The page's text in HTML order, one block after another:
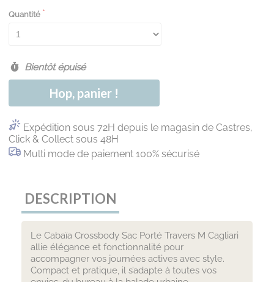
Quantité
Bientôt épuisé
Hop, panier !
Expédition sous 72H depuis le magasin de Castres,
Click & Collect sous 48H
Multi mode de paiement 100% sécurisé
DESCRIPTION
Le Cabaïa Crossbody Sac Porté Travers M Cagliari
allie élégance et fonctionnalité pour
accompagner vos journées actives avec style.
Compact et pratique, il s’adapte à toutes vos